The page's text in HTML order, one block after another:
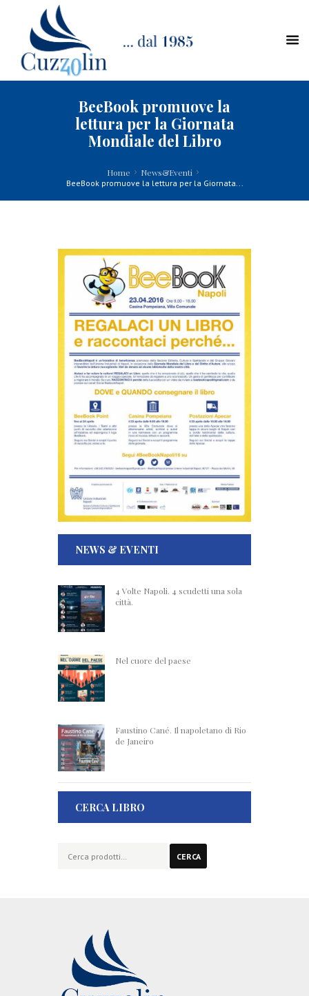
BeeBook promuove la
lettura per la Giornata
Mondiale del Libro
Home News&Eventi
BeeBook promuove la lettura per la Giornata...
NEWS & EVENTI
4 Volte Napoli. 4 scudetti una sola
città.
Nel cuore del paese
Faustino Cané. Il napoletano di Rio
de Janeiro
CERCA LIBRO
CERCA